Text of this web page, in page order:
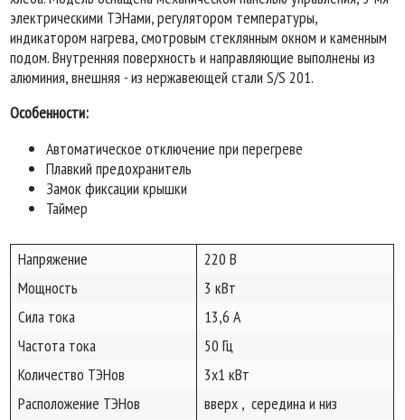
электрическими ТЭНами, регулятором температуры,
индикатором нагрева, смотровым стеклянным окном и каменным
подом. Внутренняя поверхность и направляющие выполнены из
алюминия, внешняя - из нержавеющей стали S/S 201.
Особенности:
Автоматическое отключение при перегреве
Плавкий предохранитель
Замок фиксации крышки
Таймер
Напряжение
220 В
Мощность
3 кВт
Сила тока
13,6 А
Частота тока
50 Гц
Количество ТЭНов
3х1 кВт
Расположение ТЭНов
вверх , середина и низ